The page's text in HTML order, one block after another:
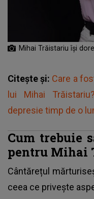
Mihai Trăistariu își
Citește și: Care a
lui Mihai
depresie timp de o
Cum trebuie
pentru Mihai
Cântărețul
ceea ce privește